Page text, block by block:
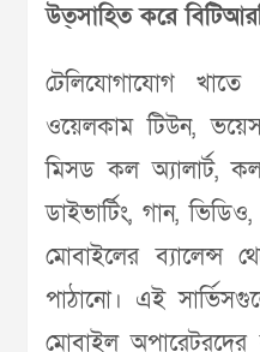
উত্সাহিত করে
টেলিযোগাযোগ
ওয়েলকাম টিউন, ভয়েস
মিসড কল অ্যালার্ট,
ডাইভার্টিং, গান,
মোবাইলের ব্যালেন্স
পাঠানো। এই
মোবাইল